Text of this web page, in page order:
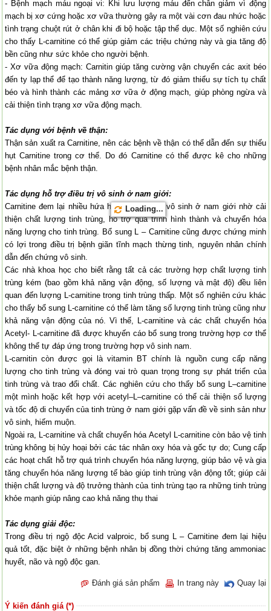
Loading...
- Bệnh mạch máu ngoại vi: Khi lưu lượng máu đến chân giảm vì động
mạch bị xơ cứng hoặc xơ vữa thường gây ra một vài cơn đau nhức hoặc
tình trạng chuột rút ở chân khi đi bộ hoặc tập thể dục. Một số nghiên cứu
cho thấy L-carnitine có thể giúp giảm các triệu chứng này và gia tăng độ
bền cũng như sức khỏe cho người bệnh.
- Xơ vữa động mạch: Carnitin giúp tăng cường vận chuyển các axit béo
đến ty lạp thể để tạo thành năng lượng, từ đó giảm thiểu sự tích tụ chất
béo và hình thành các mảng xơ vữa ở động mạch, giúp phòng ngừa và
cải thiện tình trạng xơ vữa động mạch.
Tác dụng với bệnh về thận:
Thận sản xuất ra Carnitine, nên các bệnh về thận có thể dẫn đến sự thiếu
hụt Carnitine trong cơ thể. Do đó Carnitine có thể được kê cho những
bệnh nhân mắc bệnh thận.
Tác dụng hỗ trợ điều trị vô sinh ở nam giới:
Carnitine đem lại nhiều hứa hẹn cho điều trị vô sinh ở nam giới nhờ cải
thiện chất lượng tinh trùng, hỗ trợ quá trình hình thành và chuyển hóa
năng lượng cho tinh trùng. Bổ sung L – Carnitine cũng được chứng minh
có lợi trong điều trị bệnh giãn tĩnh mạch thừng tinh, nguyên nhân chính
dẫn đến chứng vô sinh.
Các nhà khoa học cho biết rằng tất cả các trường hợp chất lượng tinh
trùng kém (bao gồm khả năng vận động, số lượng và mật độ) đều liên
quan đến lượng L-carnitine trong tinh trùng thấp. Một số nghiên cứu khác
cho thấy bổ sung L-carnitine có thể làm tăng số lượng tinh trùng cũng như
khả năng vận động của nó. Vì thế, L-carnitine và các chất chuyển hóa
Acetyl- L-carnitine đã được khuyến cáo bổ sung trong trường hợp cơ thể
không thể tự đáp ứng trong trường hợp vô sinh nam.
L-carnitin còn được gọi là vitamin BT chính là nguồn cung cấp năng
lượng cho tinh trùng và đóng vai trò quan trọng trong sự phát triển của
tinh trùng và trao đổi chất. Các nghiên cứu cho thấy bổ sung L–carnitine
một mình hoặc kết hợp với acetyl–L–carnitine có thể cải thiện số lượng
và tốc độ di chuyển của tinh trùng ở nam giới gặp vấn đề về sinh sản như
vô sinh, hiếm muộn.
Ngoài ra, L-carnitine và chất chuyển hóa Acetyl L-carnitine còn bảo vệ tinh
trùng không bị hủy hoại bởi các tác nhân oxy hóa và gốc tự do; Cung cấp
các hoạt chất hỗ trợ quá trình chuyển hóa năng lượng, giúp bảo vệ và gia
tăng chuyển hóa năng lượng tế bào giúp tinh trùng vận động tốt; giúp cải
thiện chất lượng và độ trưởng thành của tinh trùng tạo ra những tinh trùng
khỏe mạnh giúp nâng cao khả năng thụ thai
Tác dụng giải độc:
Trong điều trị ngộ độc Acid valproic, bổ sung L – Carnitine đem lại hiệu
quả tốt, đặc biệt ở những bệnh nhân bị đồng thời chứng tăng ammoniac
huyết, não và ngộ độc gan.
Đánh giá sản phẩm In trang này Quay lại
Ý kiến đánh giá (*)